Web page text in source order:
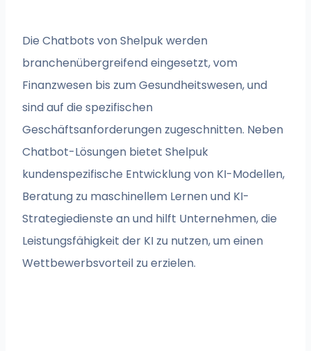
Die Chatbots von Shelpuk werden
branchenübergreifend eingesetzt, vom
Finanzwesen bis zum Gesundheitswesen, und
sind auf die spezifischen
Geschäftsanforderungen zugeschnitten. Neben
Chatbot-Lösungen bietet Shelpuk
kundenspezifische Entwicklung von KI-Modellen,
Beratung zu maschinellem Lernen und KI-
Strategiedienste an und hilft Unternehmen, die
Leistungsfähigkeit der KI zu nutzen, um einen
Wettbewerbsvorteil zu erzielen.